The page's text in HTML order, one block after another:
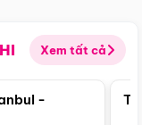
Xem tất cả
Điểm nổi bật
-